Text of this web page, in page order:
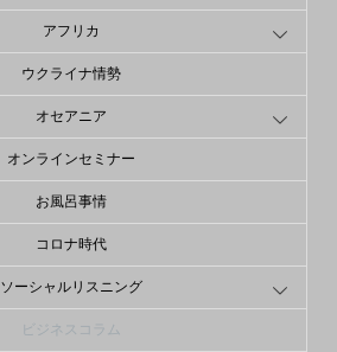
アフリカ
ウクライナ情勢
オセアニア
オンラインセミナー
お風呂事情
コロナ時代
ソーシャルリスニング
ビジネスコラム